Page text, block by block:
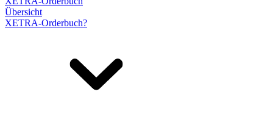
Übersicht
XETRA-Orderbuch?